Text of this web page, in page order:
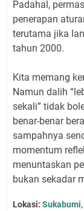
Padahal,
penerapan
terutama jika
tahun 2000.
Kita memang
Namun dalih
sekali” tidak
benar-benar
sampahnya
momentum
menuntaskan
bukan sekadar
Lokasi: